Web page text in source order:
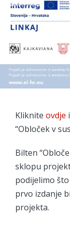
Kliknite ovdje
“Obloček v
Bilten
sklopu
podijelimo što
prvo izdanje
projekta.